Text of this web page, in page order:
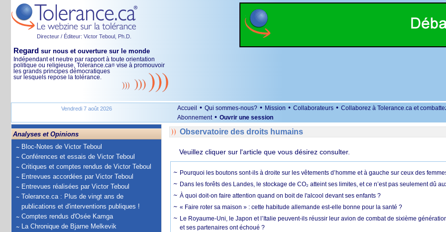
Directeur / Éditeur: Victor Teboul, Ph.D.
Regard sur nous et ouverture sur le monde
Indépendant et neutre par rapport à toute orientation
politique ou religieuse, Tolerance.ca® vise à promouvoir
les grands principes démocratiques
sur lesquels repose la tolérance.
Vendredi 7 août 2026 Accueil • Qui sommes-nous? • Mission • Collaborateurs • Collaborez à Tolerance.ca et
Abonnement • Ouvrir une session
Analyses et Opinions
Bloc-Notes de Victor Teboul
Conférences et essais de Victor Teboul
Critiques et comptes rendus de Victor Teboul
Entrevues accordées par Victor Teboul
Entrevues réalisées par Victor Teboul
Tolerance.ca : Plus de vingt ans de
publications et d'interventions publiques !
Comptes rendus d'Osée Kamga
La Chronique de Bjarne Melkevik
Observatoire des droits humains
Veuillez cliquer sur l'article que vous désirez consulter.
Pourquoi les boutons sont-ils à droite sur les vêtements d’homme et à gauche sur ceux des
Dans les forêts des Landes, le stockage de CO₂ atteint ses limites, et ce n’est pas seulement dû
À quoi doit-on faire attention quand on boit de l'alcool devant ses enfants ?
« Faire roter sa maison » : cette habitude allemande est-elle bonne pour la santé ?
Le Royaume-Uni, le Japon et l’Italie peuvent-ils réussir leur avion de combat de sixième
et ses partenaires ont échoué ?